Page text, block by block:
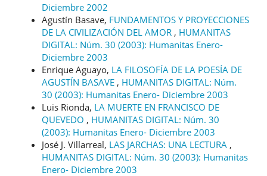
Diciembre 2002
Agustín Basave, FUNDAMENTOS Y PROYECCIONES
DE LA CIVILIZACIÓN DEL AMOR , HUMANITAS
DIGITAL: Núm. 30 (2003): Humanitas Enero-
Diciembre 2003
Enrique Aguayo, LA FILOSOFÍA DE LA POESÍA DE
AGUSTÍN BASAVE , HUMANITAS DIGITAL: Núm.
30 (2003): Humanitas Enero- Diciembre 2003
Luis Rionda, LA MUERTE EN FRANCISCO DE
QUEVEDO , HUMANITAS DIGITAL: Núm. 30
(2003): Humanitas Enero- Diciembre 2003
José J. Villarreal, LAS JARCHAS: UNA LECTURA ,
HUMANITAS DIGITAL: Núm. 30 (2003): Humanitas
Enero- Diciembre 2003